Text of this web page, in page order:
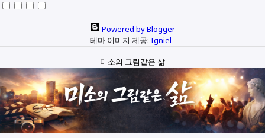
Powered by Blogger
테마 이미지 제공:Igniel
미소의 그림같은 삶